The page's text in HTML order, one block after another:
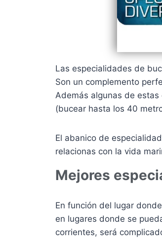
Las especialidades de
Son un complemento
Además algunas de
(bucear hasta los 40
El abanico de
relacionas con la vida
Mejores
En función del lugar
en lugares donde se
corrientes, será